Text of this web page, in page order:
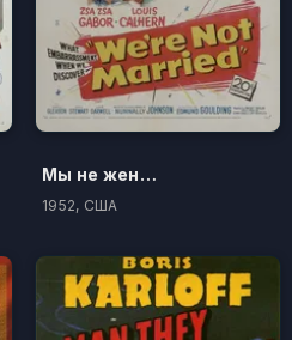
Мы не женаты
1952, США